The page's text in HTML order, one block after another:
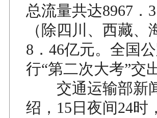
总流量共达8967．
（除四川、西藏
8．46亿元。全国
行“第二次大考”交
交通运输部新闻
绍，15日夜间24时